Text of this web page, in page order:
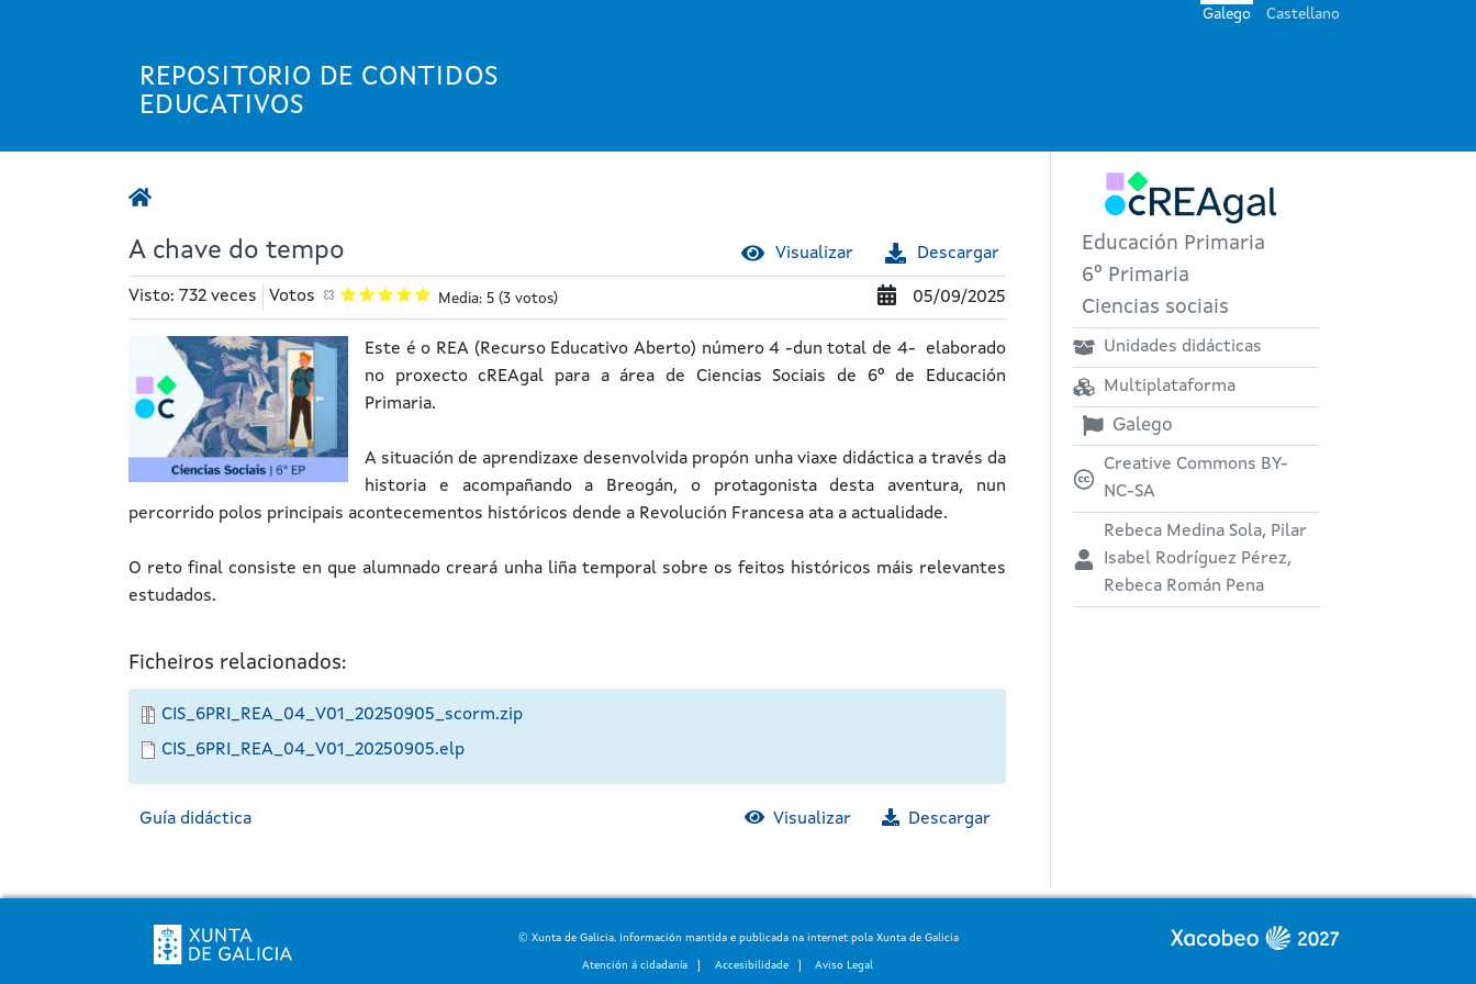
Galego Castellano
REPOSITORIO DE CONTIDOS
EDUCATIVOS
A chave do tempo Visualizar Descargar
Visto: 732 veces Votos Media: 5 (3 votos) 05/09/2025
Este é o REA (Recurso Educativo Aberto) número 4 -dun total de 4- elaborado
no proxecto cREAgal para a área de Ciencias Sociais de 6º de Educación
Primaria.
A situación de aprendizaxe desenvolvida propón unha viaxe didáctica a través da
historia e acompañando a Breogán, o protagonista desta aventura, nun
percorrido polos principais acontecementos históricos dende a Revolución Francesa ata a actualidade.
O reto final consiste en que alumnado creará unha liña temporal sobre os feitos históricos máis relevantes
estudados.
Ficheiros relacionados:
CIS_6PRI_REA_04_V01_20250905_scorm.zip
CIS_6PRI_REA_04_V01_20250905.elp
Descargar
Visualizar
Guía didáctica
Educación Primaria
6º Primaria
Ciencias sociais
Unidades didácticas
Multiplataforma
Galego
Creative Commons BY-
NC-SA
Rebeca Medina Sola, Pilar
Isabel Rodríguez Pérez,
Rebeca Román Pena
© Xunta de Galicia. Información mantida e publicada na internet pola Xunta de Galicia
Atención á cidadanía Accesibilidade Aviso Legal